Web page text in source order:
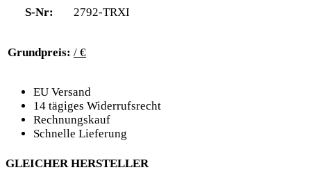
S-Nr: 2792-TRXI
Grundpreis: / €
EU Versand
14 tägiges Widerrufsrecht
Rechnungskauf
Schnelle Lieferung
GLEICHER HERSTELLER